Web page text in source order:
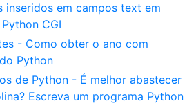
inseridos em campos text em
CGI
- Como obter o ano com
Python
de Python - É melhor abastecer
Escreva um programa Python